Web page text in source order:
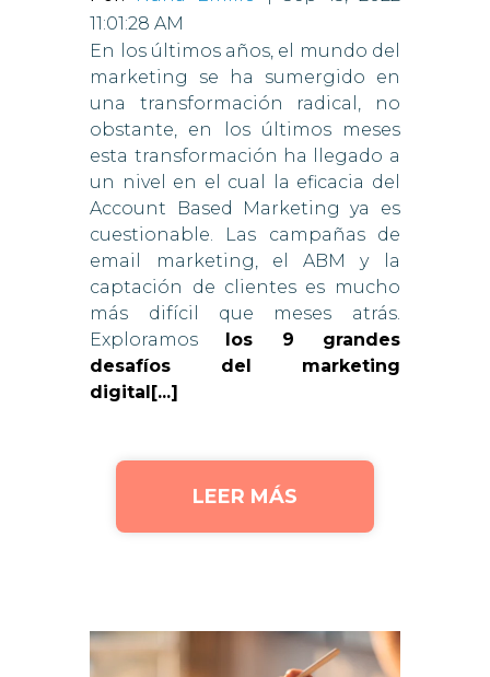
11:01:28 AM
En los últimos años, el mundo del
marketing se ha sumergido en
una transformación radical, no
obstante, en los últimos meses
esta transformación ha llegado a
un nivel en el cual la eficacia del
Account Based Marketing ya es
cuestionable. Las campañas de
email marketing, el ABM y la
captación de clientes es mucho
más difícil que meses atrás.
Exploramos los 9 grandes
desafíos del marketing
digital[...]
LEER MÁS